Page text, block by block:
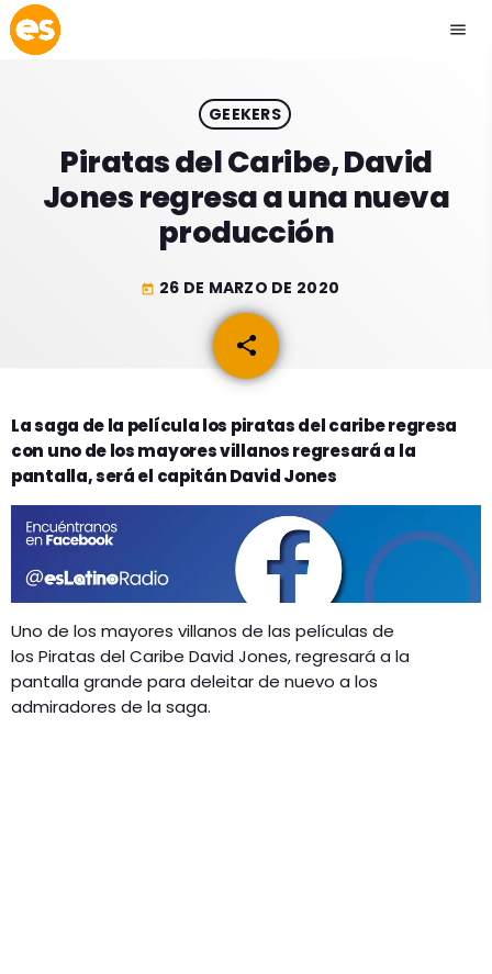
menu
EMISIÓN LA PAZ
play_arrow EMISIÓN COCHABAMBA
ACTUALIDAD
ESPECTÁCULOS
MÚSICA
ENTRETENIMIENTO
PROGRAMACIÓN
INICIO
RADIO SPLENDID
GEEKERS
Piratas del Caribe, David
Jones regresa a una nueva
producción
today 26 DE MARZO DE 2020
share
email
La saga de la película los piratas del caribe regresa
con uno de los mayores villanos regresará a la
pantalla, será el capitán David Jones
Uno de los mayores villanos de las películas de
los Piratas del Caribe David Jones, regresará a la
pantalla grande para deleitar de nuevo a los
admiradores de la saga.